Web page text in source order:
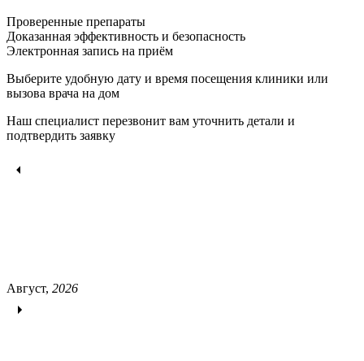
Проверенные препараты
Доказанная эффективность и безопасность
Электронная запись на приём
Выберите удобную дату и время посещения клиники или
вызова врача на дом
Наш специалист перезвонит вам уточнить детали и
подтвердить заявку
Август, 2026